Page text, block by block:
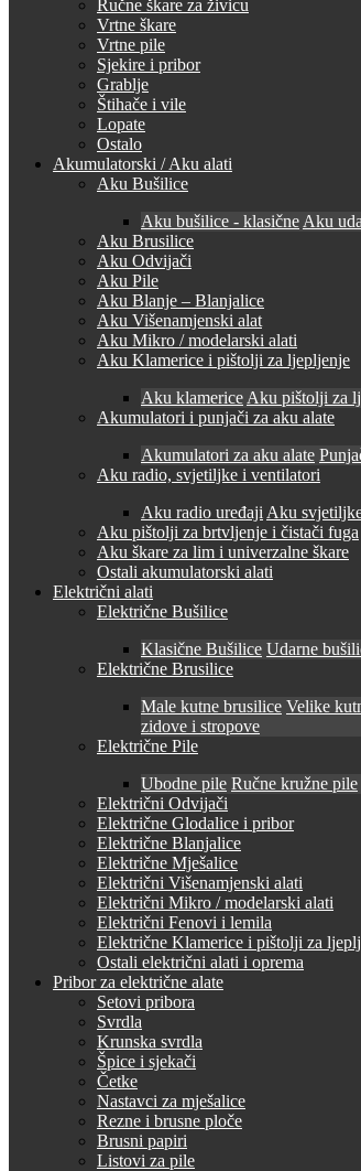
Ručne škare za živicu
Vrtne škare
Vrtne pile
Sjekire i pribor
Grablje
Štihače i vile
Lopate
Ostalo
Akumulatorski / Aku alati
Aku Bušilice
Aku bušilice - klasične Aku
Aku Brusilice
Aku Odvijači
Aku Pile
Aku Blanje – Blanjalice
Aku Višenamjenski alat
Aku Mikro / modelarski alati
Aku Klamerice i pištolji za ljepljenje
Aku klamerice Aku pištolji za
Akumulatori i punjači za aku alate
Akumulatori za aku alate
Aku radio, svjetiljke i ventilatori
Aku radio uređaji Aku
Aku pištolji za brtvljenje i čistači fuga
Aku škare za lim i univerzalne škare
Ostali akumulatorski alati
Električni alati
Električne Bušilice
Klasične Bušilice Udarne
Električne Brusilice
Male kutne brusilice Velike
zidove i stropove
Električne Pile
Ubodne pile Ručne kružne pile
Električni Odvijači
Električne Glodalice i pribor
Električne Blanjalice
Električne Mješalice
Električni Višenamjenski alati
Električni Mikro / modelarski alati
Električni Fenovi i lemila
Električne Klamerice i pištolji za
Ostali električni alati i oprema
Pribor za električne alate
Setovi pribora
Svrdla
Krunska svrdla
Špice i sjekači
Četke
Nastavci za mješalice
Rezne i brusne ploče
Brusni papiri
Listovi za pile